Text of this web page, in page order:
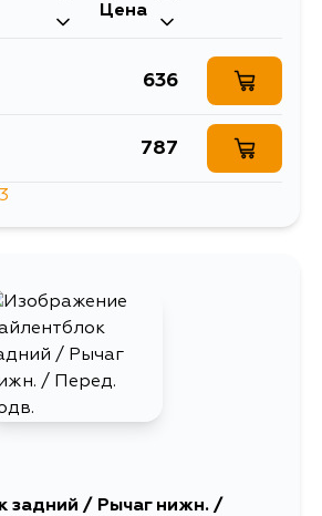
Цена
636
787
задний / Рычаг нижн. /